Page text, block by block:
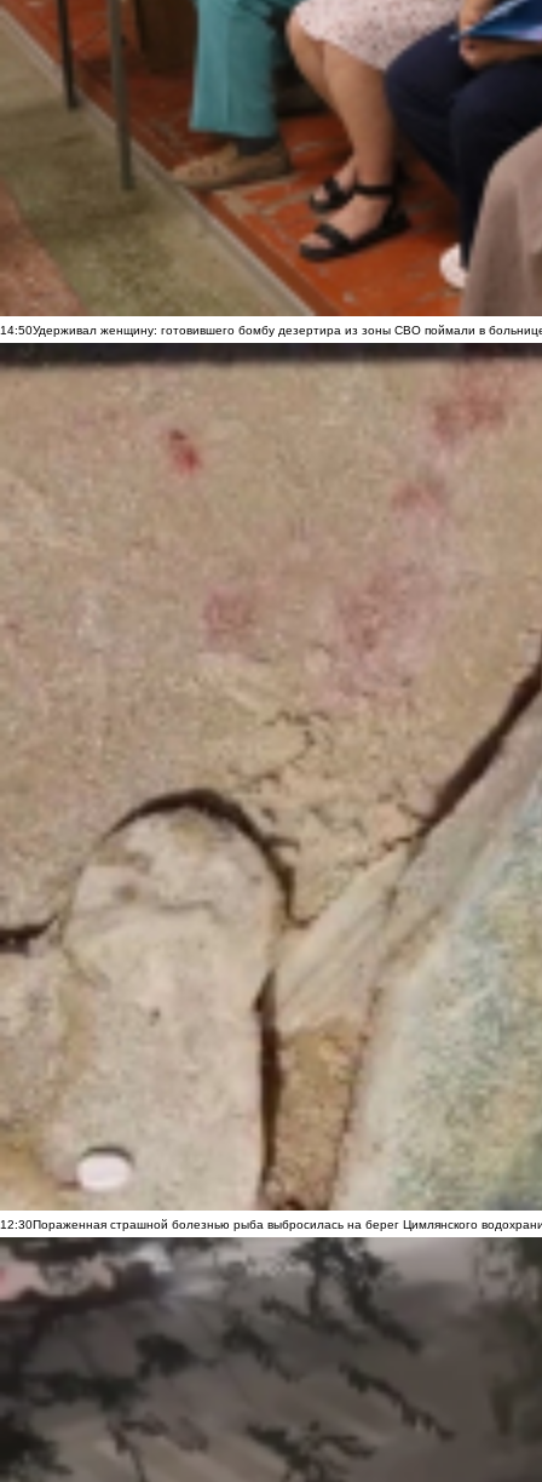
14:50Удерживал женщину: готовившего бомбу дезертира из зоны СВО поймали в
12:30Пораженная страшной болезнью рыба выбросилась на берег Цимлянского